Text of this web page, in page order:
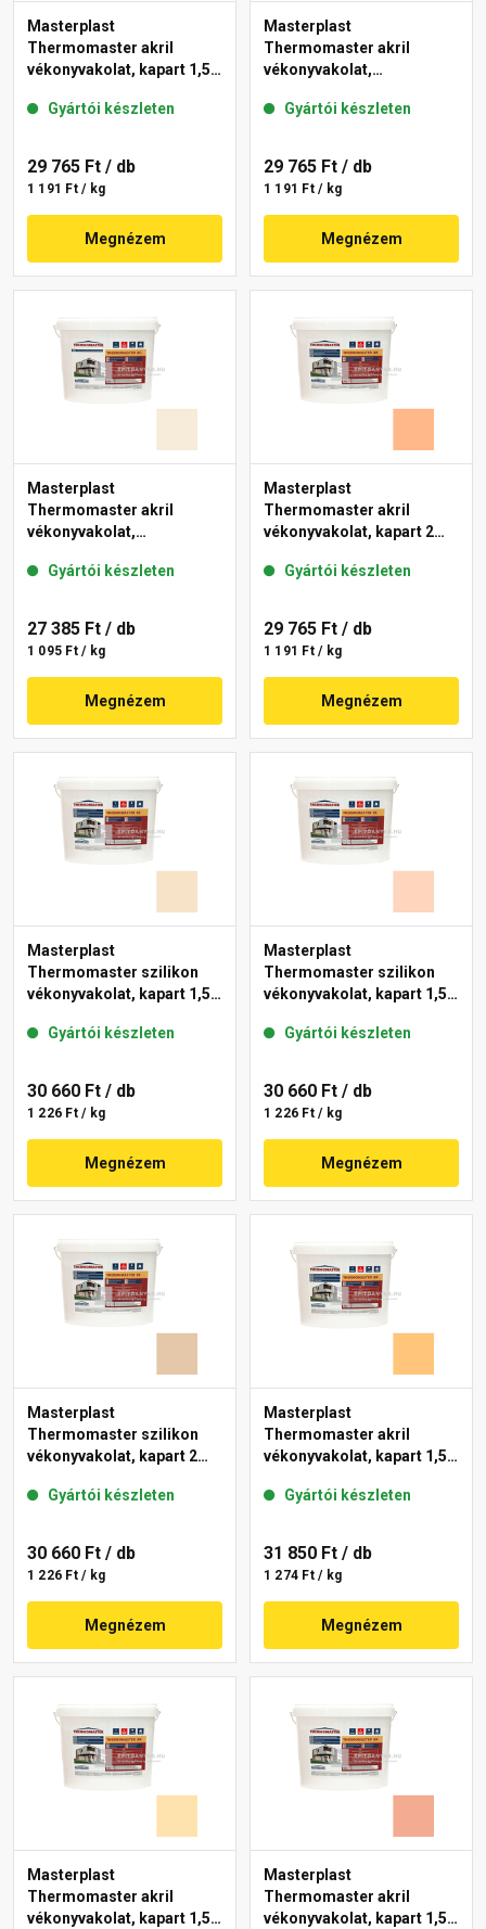
Masterplast
Thermomaster akril
vékonyvakolat, kapart 1,5
Gyártói készleten
29 765 Ft / db
1 191 Ft / kg
Megnézem
Masterplast
Thermomaster akril
vékonyvakolat,
10-D 25 kg
Gyártói készleten
29 765 Ft / db
1 191 Ft / kg
Megnézem
Masterplast
Thermomaster akril
vékonyvakolat,
48-F 25 kg
Gyártói készleten
27 385 Ft / db
1 095 Ft / kg
Megnézem
Masterplast
Thermomaster akril
vékonyvakolat, kapart 2
Gyártói készleten
29 765 Ft / db
1 191 Ft / kg
Megnézem
Masterplast
Thermomaster szilikon
vékonyvakolat, kapart 1,5
Gyártói készleten
30 660 Ft / db
1 226 Ft / kg
Megnézem
Masterplast
Thermomaster szilikon
vékonyvakolat, kapart 1,5
Gyártói készleten
30 660 Ft / db
1 226 Ft / kg
Megnézem
Masterplast
Thermomaster szilikon
vékonyvakolat, kapart 2
Gyártói készleten
30 660 Ft / db
1 226 Ft / kg
Megnézem
Masterplast
Thermomaster akril
vékonyvakolat, kapart 1,5
Gyártói készleten
31 850 Ft / db
1 274 Ft / kg
Megnézem
Masterplast
Thermomaster akril
vékonyvakolat, kapart 1,5
Masterplast
Thermomaster akril
vékonyvakolat, kapart 1,5